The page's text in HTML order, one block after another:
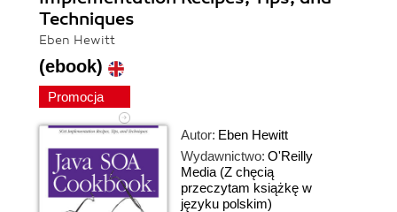
Techniques
Eben Hewitt
(ebook)
Promocja
Autor: Eben Hewitt
Wydawnictwo: O'Reilly
Media (Z chęcią
przeczytam książkę w
języku polskim)